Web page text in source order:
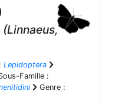
(Linnaeus,
Lepidoptera
Famille :
Genre :